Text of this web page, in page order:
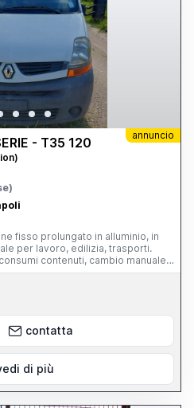
annuncio
- T35 120
fisso prolungato in alluminio, in
per lavoro, edilizia, trasporti.
contenuti, cambio manuale
in buono stato e Interni
in foto), manutenzione eseguita
contatta
di più